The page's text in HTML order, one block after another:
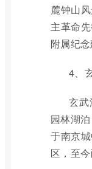
麓钟山
主革命
附属纪
4、
玄武
园林湖
于南京
区，至